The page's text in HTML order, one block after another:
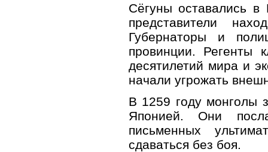
Сёгуны оставались
представители
Губернаторы и
провинции. Регенты
десятилетий мира и
начали угрожать
В 1259 году монголы
Японией. Они
письменных
сдаваться без боя.